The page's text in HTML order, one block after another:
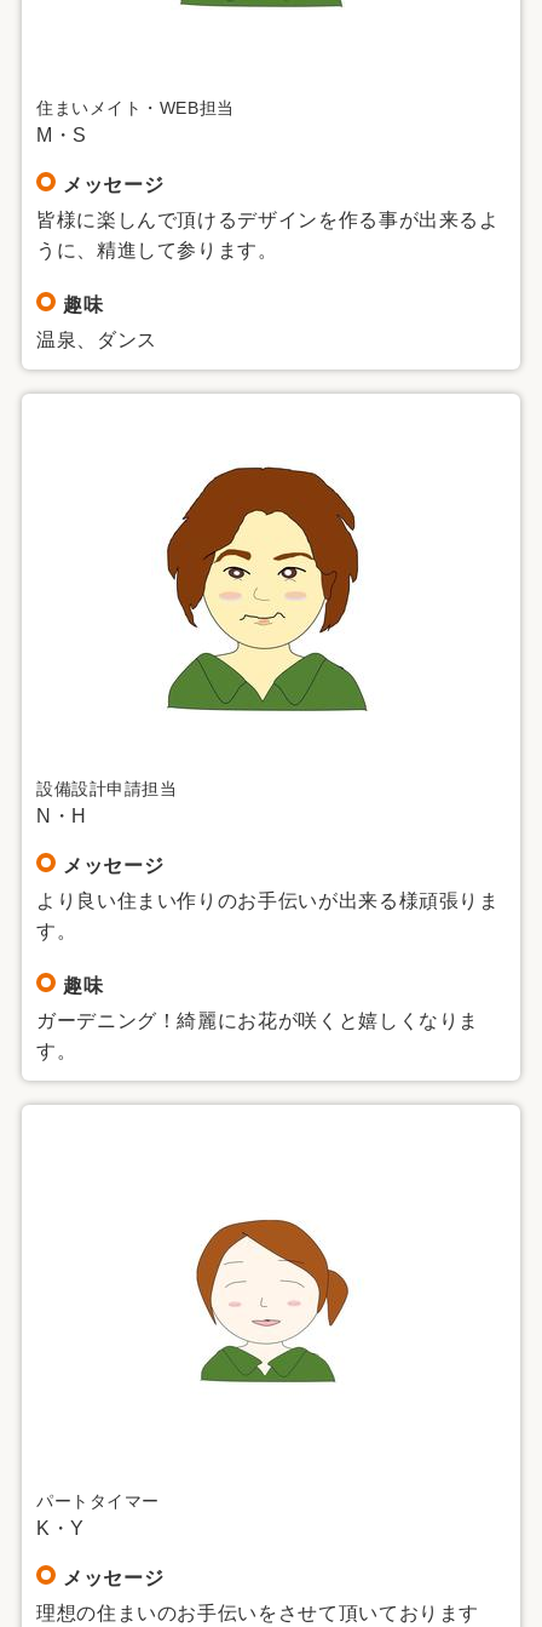
住まいメイト・WEB担当
M・S
メッセージ
皆様に楽しんで頂けるデザインを作る事が出来るよ
うに、精進して参ります。
趣味
温泉、ダンス
設備設計申請担当
N・H
メッセージ
より良い住まい作りのお手伝いが出来る様頑張りま
す。
趣味
ガーデニング！綺麗にお花が咲くと嬉しくなりま
す。
パートタイマー
K・Y
メッセージ
理想の住まいのお手伝いをさせて頂いております